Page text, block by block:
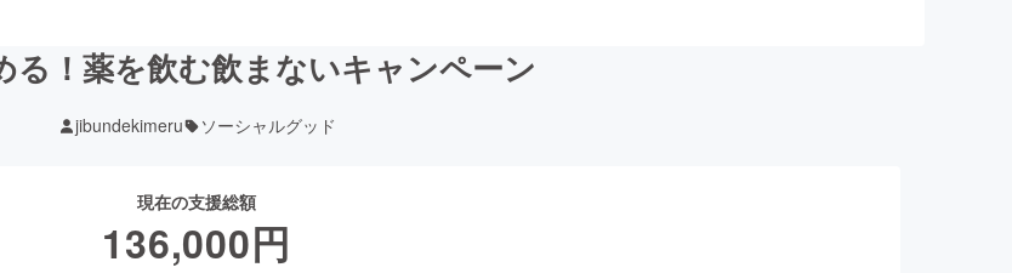
る！薬を飲む飲まないキャンペーン
jibundekimeru ソーシャルグッド
現在の支援総額
136,000円